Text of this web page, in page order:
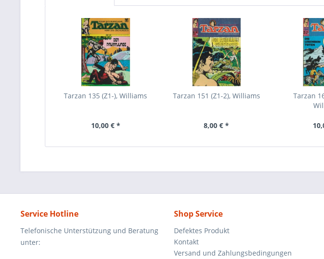
Tarzan 135 (Z1-), Williams
10,00 € *
Tarzan 151 (Z1-2), Williams
8,00 € *
Tarzan
Service Hotline
Telefonische Unterstützung und Beratung
unter:
Shop Service
Defektes Produkt
Kontakt
Versand und Zahlungsbedingungen